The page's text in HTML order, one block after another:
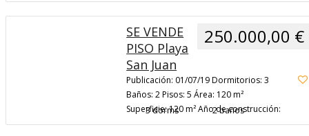
Alicante
9
SE VENDE
PISO Playa
San Juan
250.000,00 €
Publicación: 01/07/19 Dormitorios: 3
Baños: 2 Pisos: 5 Área: 120 m²
Superficie: 120 m² Año de construcción:
1999
3 dorms 2 baños